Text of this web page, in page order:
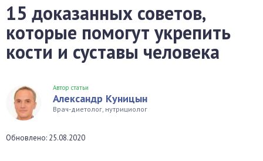
15 доказанных советов,
которые помогут укрепить
кости и суставы человека
Автор статьи
Александр Куницын
Врач-диетолог, нутрициолог
Обновлено: 25.08.2020
ЖКТ
система
система